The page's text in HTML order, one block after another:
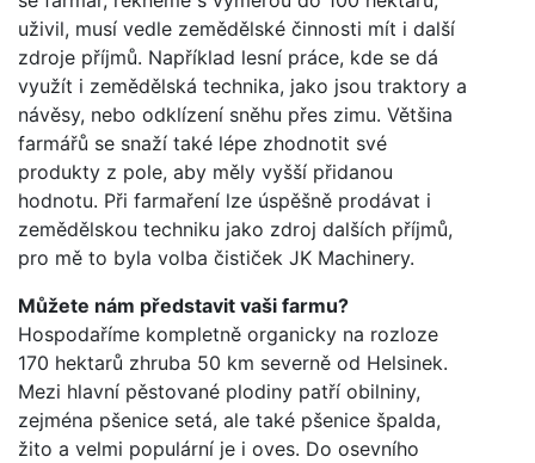
uživil, musí vedle zemědělské činnosti mít i další
zdroje příjmů. Například lesní práce, kde se dá
využít i zemědělská technika, jako jsou traktory a
návěsy, nebo odklízení sněhu přes zimu. Většina
farmářů se snaží také lépe zhodnotit své
produkty z pole, aby měly vyšší přidanou
hodnotu. Při farmaření lze úspěšně prodávat i
zemědělskou techniku jako zdroj dalších příjmů,
pro mě to byla volba čističek JK Machinery.
Můžete nám představit vaši farmu?
Hospodaříme kompletně organicky na rozloze
170 hektarů zhruba 50 km severně od Helsinek.
Mezi hlavní pěstované plodiny patří obilniny,
zejména pšenice setá, ale také pšenice špalda,
žito a velmi populární je i oves. Do osevního